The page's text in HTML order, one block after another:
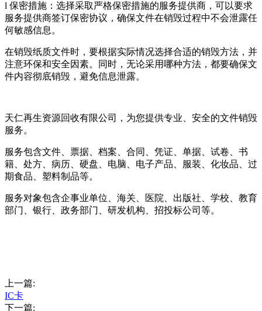
l 保密措施：选择采取严格保密措施的服务提供商，可以要求
服务提供商签订保密协议，确保文件在销毁过程中不会泄露任
何敏感信息。
在销毁纸质文件时，要根据实际情况选择合适的销毁方法，并
注意环保和安全因素。同时，无论采用哪种方法，都要确保文
件内容彻底销毁，避免信息泄露。
天仁再生资源回收有限公司，为您提供专业、安全的文件销毁
服务。
服务包含文件、票据、档案、合同、凭证、单据、试卷、书
籍、处方、病历、硬盘、电脑、电子产品、服装、化妆品、过
期食品、塑料制品等。
服务对象包含企事业单位、海关、医院、出版社、学校、教育
部门、银行、政务部门、研发机构、招投标公司等。
上一篇:
IC卡
下一篇: